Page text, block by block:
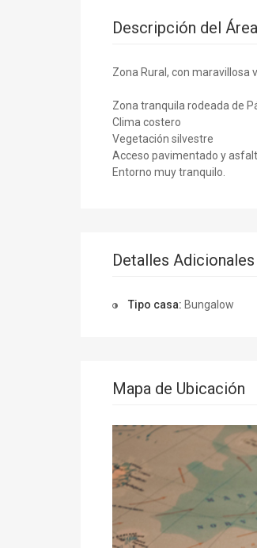
Descripción del Área
Zona Rural, con maravillosa
Zona tranquila rodeada de
Clima costero
Vegetación silvestre
Acceso pavimentado y
Entorno muy tranquilo.
Detalles Adicionales
Tipo casa: Bungalow
Mapa de Ubicación